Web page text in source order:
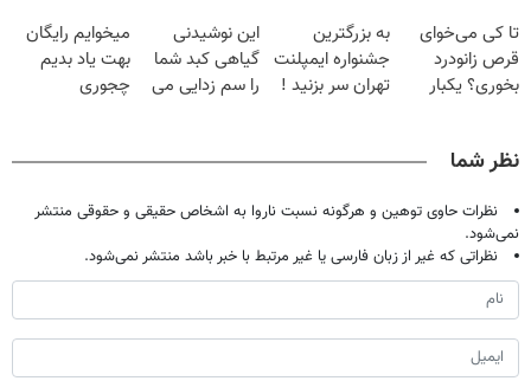
میلیون تومان!!!
خانگی
آموزش رایگان
تا کی می‌خوای
قرص زانودرد
بخوری؟ یکبار
به بزرگترین
جشنواره ایمپلنت
تهران سر بزنید !
این نوشیدنی
گیاهی کبد شما
را سم زدایی می
میخوایم رایگان
بهت یاد بدیم
چجوری
مجانیه
نظر شما
نظرات حاوی توهین و هرگونه نسبت ناروا به اشخاص حقیقی و حقوقی منتشر
نمی‌شود.
نظراتی که غیر از زبان فارسی یا غیر مرتبط با خبر باشد منتشر نمی‌شود.